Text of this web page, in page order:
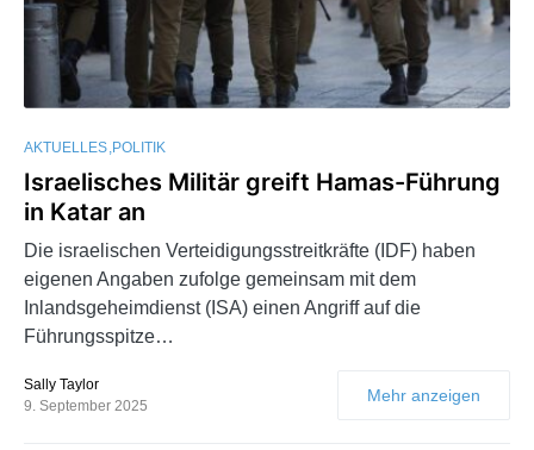
AKTUELLES POLITIK
Israelisches Militär greift Hamas-Führung
in Katar an
Die israelischen Verteidigungsstreitkräfte (IDF) haben
eigenen Angaben zufolge gemeinsam mit dem
Inlandsgeheimdienst (ISA) einen Angriff auf die
Führungsspitze…
Sally Taylor
9. September 2025
Mehr anzeigen